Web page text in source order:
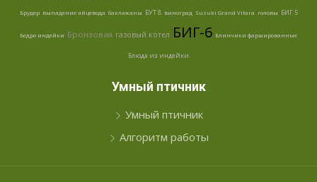
Брудер выпадение яйцевода баклажаны БУТ 8 виноград Suzuki Grand Vitara головы БИГ 5
Бедро индейки Бронзовая газовый котел БИГ-6 Блинчики фаршированные
Блюда из индейки
Умный птичник
Умный птичник
Алгоритм работы